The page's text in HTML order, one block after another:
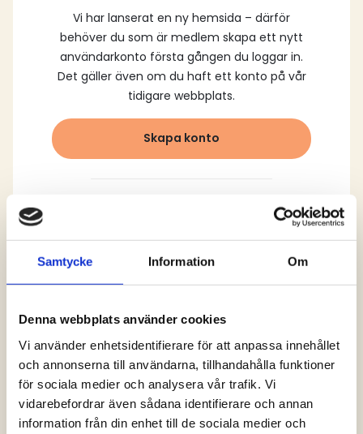
Samtycke Information Om
Denna webbplats använder cookies
Vi använder enhetsidentifierare för att anpassa innehållet
och annonserna till användarna, tillhandahålla funktioner
för sociala medier och analysera vår trafik. Vi
vidarebefordrar även sådana identifierare och annan
information från din enhet till de sociala medier och
Vi har lanserat en ny hemsida – därför
behöver du som är medlem skapa ett nytt
användarkonto första gången du loggar in.
Det gäller även om du haft ett konto på vår
tidigare webbplats.
Skapa konto
Logga in och ta del av allt som vår hemsida
har att erbjuda. Saknar du dina uppgifter?
lösenord” alternativt kontakta oss så hjälper
vi dig!
Logga in